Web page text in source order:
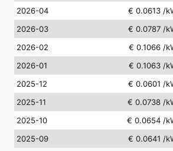
2026-04
€ 0.0613 /
2026-03
€ 0.0787 /
2026-02
€ 0.1066 /
2026-01
€ 0.1063 /
2025-12
€ 0.0601 /
2025-11
€ 0.0738 /
2025-10
€ 0.0654 /
2025-09
€ 0.0641 /